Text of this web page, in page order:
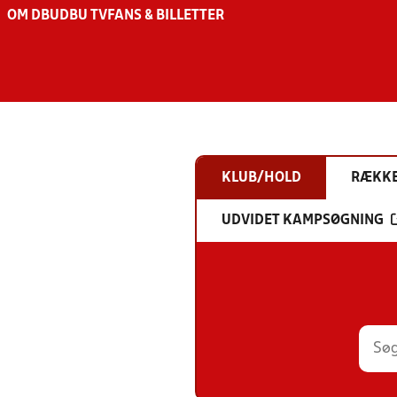
OM DBU DBU TV FANS & BILLETTER
KLUB/HOLD
UDVIDET KAMPSØGNING